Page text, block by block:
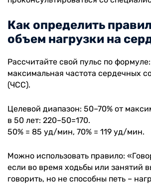
Как определить
объем нагрузки на
Рассчитайте свой пульс по
максимальная частота сердечных
(ЧСС).
Целевой диапазон: 50–70% от
в 50 лет: 220–50=170.
50% = 85 уд/мин, 70% = 119 уд/мин.
Можно использовать правило:
если во время ходьбы или занятий
говорить, но не способны петь –